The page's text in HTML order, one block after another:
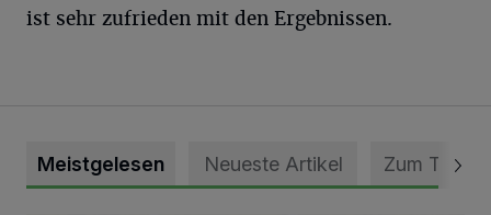
ist sehr zufrieden mit den Ergebnissen.
Meistgelesen Neueste Artikel Zum Thema